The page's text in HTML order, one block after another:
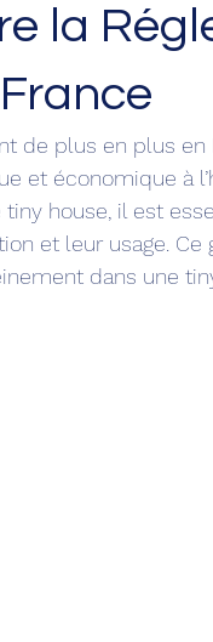
la
de plus en plus
et économique à
house, il est
et leur usage.
dans une